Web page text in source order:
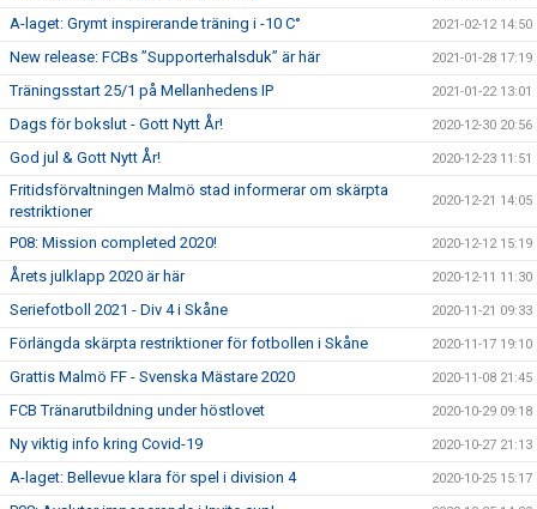
A-laget: Grymt inspirerande träning i -10 C° 2021-02-12 14:50
New release: FCBs ”Supporterhalsduk” är här 2021-01-28 17:19
Träningsstart 25/1 på Mellanhedens IP 2021-01-22 13:01
Dags för bokslut - Gott Nytt År! 2020-12-30 20:56
God jul & Gott Nytt År! 2020-12-23 11:51
Fritidsförvaltningen Malmö stad informerar om skärpta
restriktioner
2020-12-21 14:05
P08: Mission completed 2020! 2020-12-12 15:19
Årets julklapp 2020 är här 2020-12-11 11:30
Seriefotboll 2021 - Div 4 i Skåne 2020-11-21 09:33
Förlängda skärpta restriktioner för fotbollen i Skåne 2020-11-17 19:10
Grattis Malmö FF - Svenska Mästare 2020 2020-11-08 21:45
FCB Tränarutbildning under höstlovet 2020-10-29 09:18
Ny viktig info kring Covid-19 2020-10-27 21:13
A-laget: Bellevue klara för spel i division 4 2020-10-25 15:17